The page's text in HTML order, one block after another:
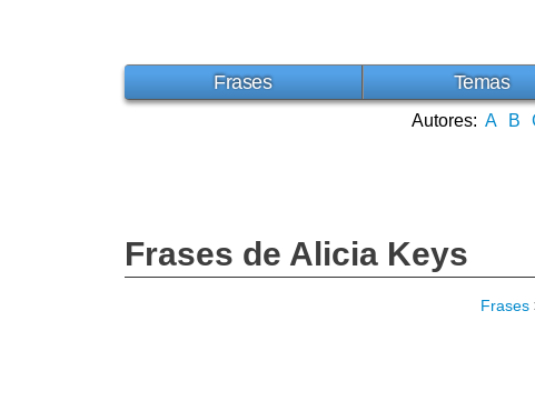
Frases Temas
Autores: A B
Frases de Alicia Keys
Frases